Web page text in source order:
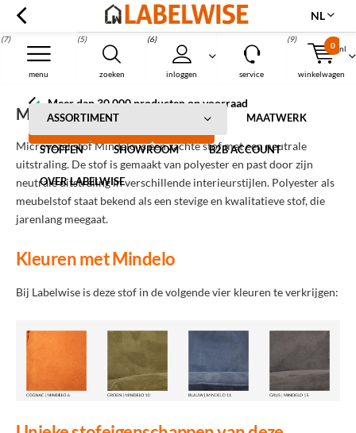
nl
zoeken
(5)
inloggen
(6)
menu
(7)
service winkelwagen
0
(9)
Menu
NL
Meer dan 30.000 producten op voorraad
ASSORTIMENT MAATWERK
STOFFEN SHOWROOM B2B ACCOUNT
OVER LABELWISE
Microvezel Mindelo
Microvezel stof Mindelo is een zachte stof met een neutrale
uitstraling. De stof is gemaakt van polyester en past door zijn
neutrale uitstraling in verschillende interieurstijlen. Polyester als
meubelstof staat bekend als een stevige en kwalitatieve stof, die
jarenlang meegaat.
Kleuren met Mindelo
Bij Labelwise is deze stof in de volgende vier kleuren te verkrijgen: